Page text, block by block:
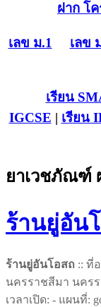
ฝาก โ
เลข ม.1 เลข
เรียน
IGCSE | เรียน
ยาเวชภัณฑ์
ร้านยู่อัน
ร้านยู่อันโอสถ :: ที่
นครราชสีมา นคร
เวลาเปิด: - แผนที่: